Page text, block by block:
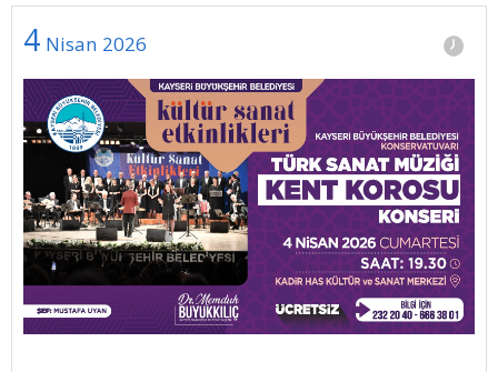
4 Nisan 2026